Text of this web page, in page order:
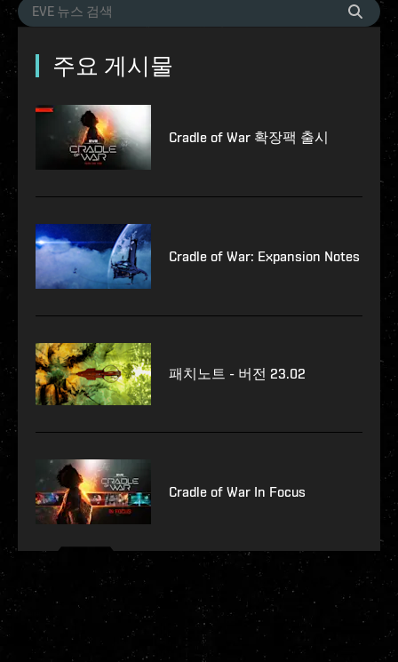
주요 게시물
Cradle of War 확장팩 출시
Cradle of War: Expansion Notes
패치노트 - 버전 23.02
Cradle of War In Focus